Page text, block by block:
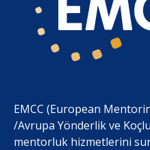
EMCC (European
/Avrupa Yönderlik ve
mentorluk hizmetlerini